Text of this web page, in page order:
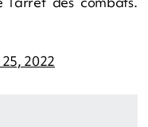
2022